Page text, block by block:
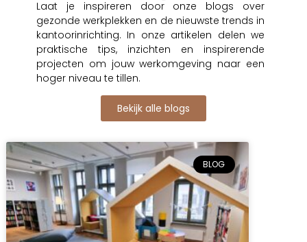
Laat je inspireren door onze blogs over
gezonde werkplekken en de nieuwste trends in
kantoorinrichting. In onze artikelen delen we
praktische tips, inzichten en inspirerende
projecten om jouw werkomgeving naar een
hoger niveau te tillen.
Bekijk alle blogs
BLOG